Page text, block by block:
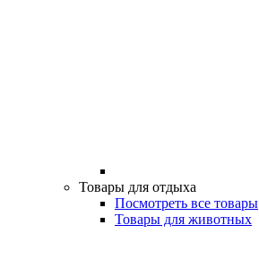
Товары для отдыха
Посмотреть все товары
Товары для животных